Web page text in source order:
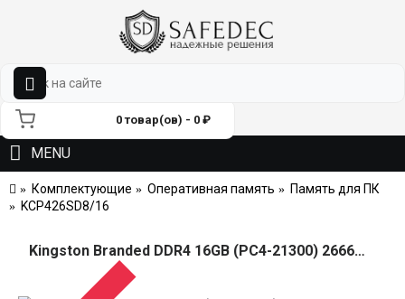
0 товар(ов) - 0 ₽
MENU
Комплектующие Оперативная память
Память для ПК
KCP426SD8/16
Kingston Branded DDR4 16GB (PC4-21300) 2666MHz DR x8 SO-DIMM - KCP426SD8/16